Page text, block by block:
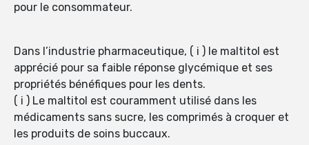
pour le consommateur.
Dans l’industrie pharmaceutique, ( i ) le maltitol est
apprécié pour sa faible réponse glycémique et ses
propriétés bénéfiques pour les dents.
( i ) Le maltitol est couramment utilisé dans les
médicaments sans sucre, les comprimés à croquer et
les produits de soins buccaux.